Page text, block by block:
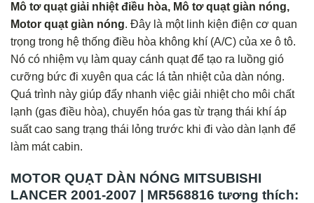
Mô tơ quạt giải nhiệt điều hòa, Mô tơ quạt giàn nóng,
Motor quạt giàn nóng. Đây là một linh kiện điện cơ quan
trọng trong hệ thống điều hòa không khí (A/C) của xe ô tô.
Nó có nhiệm vụ làm quay cánh quạt để tạo ra luồng gió
cưỡng bức đi xuyên qua các lá tản nhiệt của dàn nóng.
Quá trình này giúp đẩy nhanh việc giải nhiệt cho môi chất
lạnh (gas điều hòa), chuyển hóa gas từ trạng thái khí áp
suất cao sang trạng thái lỏng trước khi đi vào dàn lạnh để
làm mát cabin.
MOTOR QUẠT DÀN NÓNG MITSUBISHI
LANCER 2001-2007 | MR568816 tương thích: